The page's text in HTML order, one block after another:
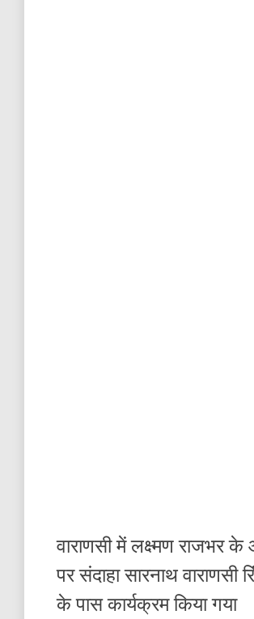
वाराणसी में लक्ष्मण राजभर
पर संदाहा सारनाथ वाराणसी
के पास कार्यक्रम किया गया